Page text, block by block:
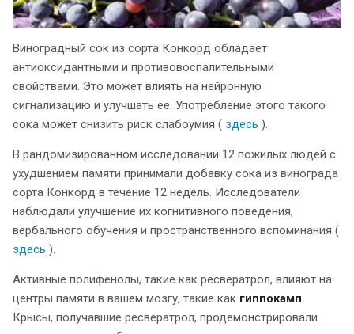
Виноградный сок из сорта Конкорд обладает
антиоксидантными и противовоспалительными
свойствами. Это может влиять на нейронную
сигнализацию и улучшать ее. Употребление этого такого
сока может снизить риск слабоумия ( здесь ).
В рандомизированном исследовании 12 пожилых людей с
ухудшением памяти принимали добавку сока из винограда
сорта Конкорд в течение 12 недель. Исследователи
наблюдали улучшение их когнитивного поведения,
вербального обучения и пространственного вспоминания (
здесь ).
Активные полифенолы, такие как ресвератрол, влияют на
центры памяти в вашем мозгу, такие как гиппокамп.
Крысы, получавшие ресвератрол, продемонстрировали